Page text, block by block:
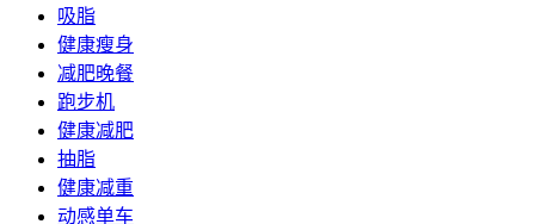
吸脂
健康瘦身
减肥晚餐
跑步机
健康减肥
抽脂
健康减重
动感单车